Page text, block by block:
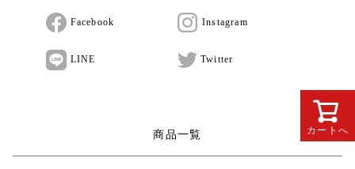
カートへ
Facebook Instagram
LINE Twitter
商品一覧